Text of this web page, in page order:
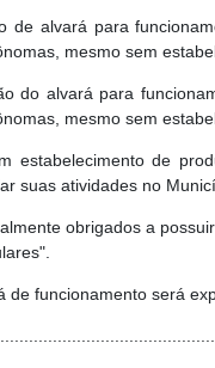
de alvará para
mesmo sem
do alvará para
mesmo sem
estabelecimento de
suas atividades no
obrigados a
de funcionamento será